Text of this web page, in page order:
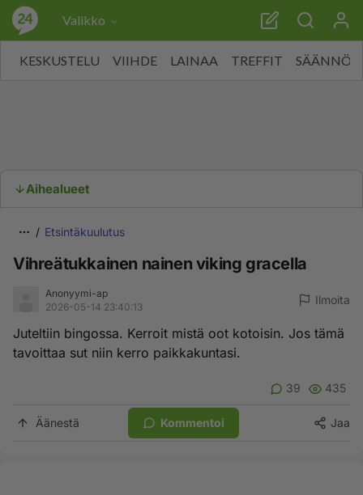
Valikko
KESKUSTELU VIIHDE LAINAA TREFFIT SÄÄNNÖT
Aihealueet
Etsintäkuulutus
Vihreätukkainen nainen viking gracella
Anonyymi-ap
2026-05-14 23:40:13
Ilmoita
Juteltiin bingossa. Kerroit mistä oot kotoisin. Jos tämä
tavoittaa sut niin kerro paikkakuntasi.
39 435
Äänestä Kommentoi Jaa